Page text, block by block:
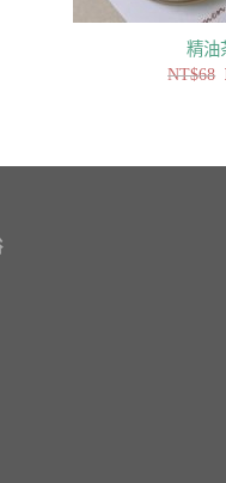
精油
NT$68